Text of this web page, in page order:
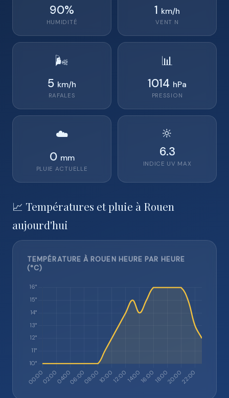
90%
HUMIDITÉ
1 km/h
VENT N
🌬️
5 km/h
RAFALES
📊
1014 hPa
PRESSION
☁️
0 mm
PLUIE ACTUELLE
🔆
6.3
INDICE UV MAX
📈 Températures et pluie à Rouen
aujourd'hui
TEMPÉRATURE À ROUEN HEURE PAR HEURE
(°C)